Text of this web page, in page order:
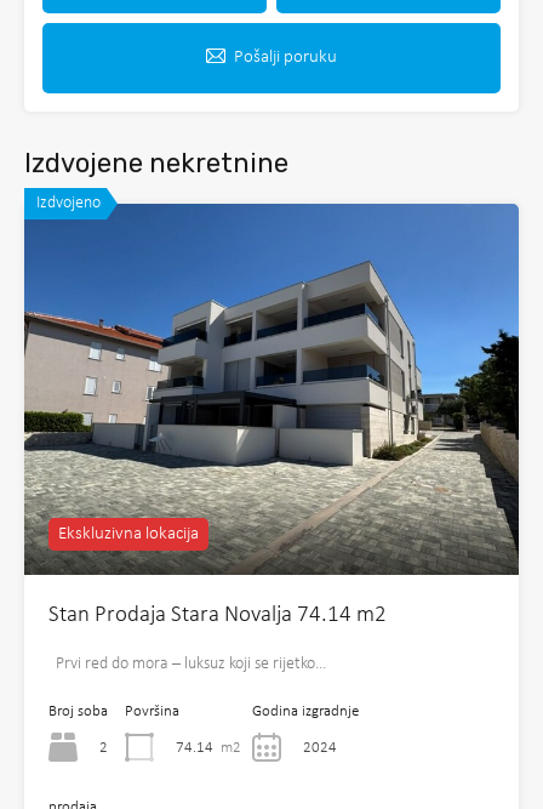
Pošalji poruku
Izdvojene nekretnine
Izdvojeno
Ekskluzivna lokacija
Stan Prodaja Stara Novalja 74.14 m2
Prvi red do mora – luksuz koji se rijetko…
Broj soba
2
Površina
74.14 m2
Godina izgradnje
2024